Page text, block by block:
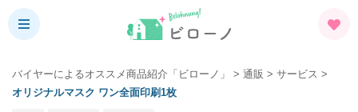
バイヤーによるオススメ商品紹介「ビローノ」 > 通販 > サービス >
オリジナルマスク ワン全面印刷1枚